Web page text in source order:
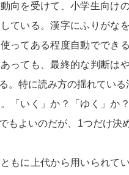
向を受けて、小学生向け
ている。漢字にふりがな
ってある程度自動ででき
っても、最終的な判断は
。特に読み方の揺れている
「いく」か？「ゆく」か
もよいのだが、1つだけ決
もに上代から用いられて